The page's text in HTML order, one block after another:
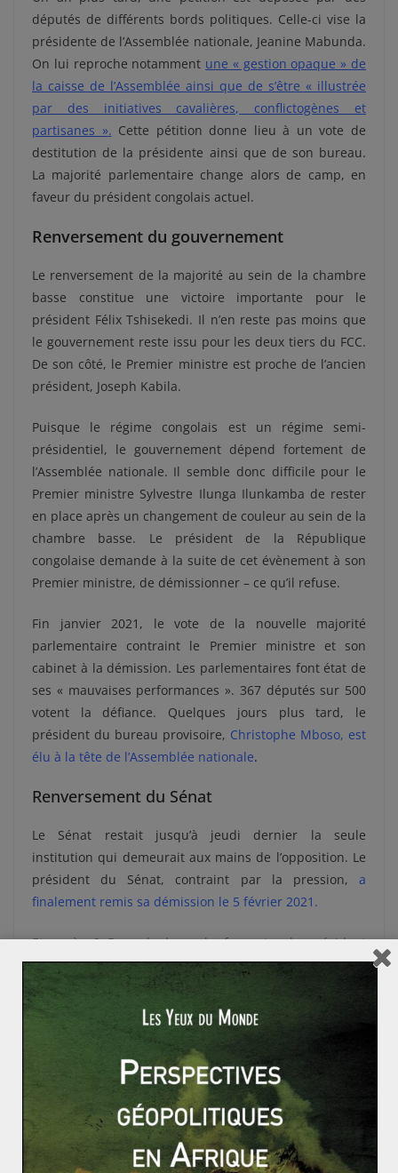
députés de différents bords politiques. Celle-ci vise la
présidente de l’Assemblée nationale, Jeanine Mabunda.
On lui reproche notamment une « gestion opaque » de
la caisse de l’Assemblée ainsi que de s’être « illustrée
par des initiatives cavalières, conflictogènes et
partisanes ». Cette pétition donne lieu à un vote de
destitution de la présidente ainsi que de son bureau.
La majorité parlementaire change alors de camp, en
faveur du président congolais actuel.
Renversement du gouvernement
Le renversement de la majorité au sein de la chambre
basse constitue une victoire importante pour le
président Félix Tshisekedi. Il n’en reste pas moins que
le gouvernement reste issu pour les deux tiers du FCC.
De son côté, le Premier ministre est proche de l’ancien
président, Joseph Kabila.
Puisque le régime congolais est un régime semi-
présidentiel, le gouvernement dépend fortement de
l’Assemblée nationale. Il semble donc difficile pour le
Premier ministre Sylvestre Ilunga Ilunkamba de rester
en place après un changement de couleur au sein de la
chambre basse. Le président de la République
congolaise demande à la suite de cet évènement à son
Premier ministre, de démissionner – ce qu’il refuse.
Fin janvier 2021, le vote de la nouvelle majorité
parlementaire contraint le Premier ministre et son
cabinet à la démission. Les parlementaires font état de
ses « mauvaises performances ». 367 députés sur 500
votent la défiance. Quelques jours plus tard, le
président du bureau provisoire, Christophe Mboso, est
élu à la tête de l’Assemblée nationale.
Renversement du Sénat
Le Sénat restait jusqu’à jeudi dernier la seule
institution qui demeurait aux mains de l’opposition. Le
président du Sénat, contraint par la pression, a
finalement remis sa démission le 5 février 2021 .
Et après ? Dans le bras de fer entre le président
honoraire et celui actuel, Félix Tshisekedi est en très
bonne posture. Il ne reste aujourd’hui plus aucun
proche de l’ancien président à la tête d’une grande
institution en RDC. Ceci ouvre un boulevard pour
l’application du programme politique du président
Tshisekedi. Toutefois, Joseph Kabila n’a pas dit son
dernier mot. Affaire à suivre.